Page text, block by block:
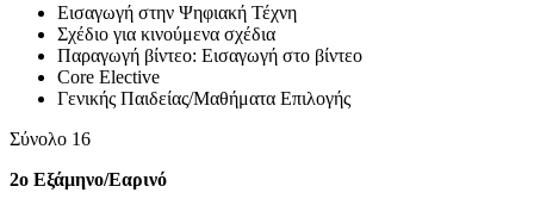
Εισαγωγή στην Ψηφιακή Τέχνη
Σχέδιο για κινούμενα σχέδια
Παραγωγή βίντεο: Εισαγωγή στο βίντεο
Core Elective
Γενικής Παιδείας/Μαθήματα Επιλογής
Σύνολο 16
2ο Εξάμηνο/Εαρινό